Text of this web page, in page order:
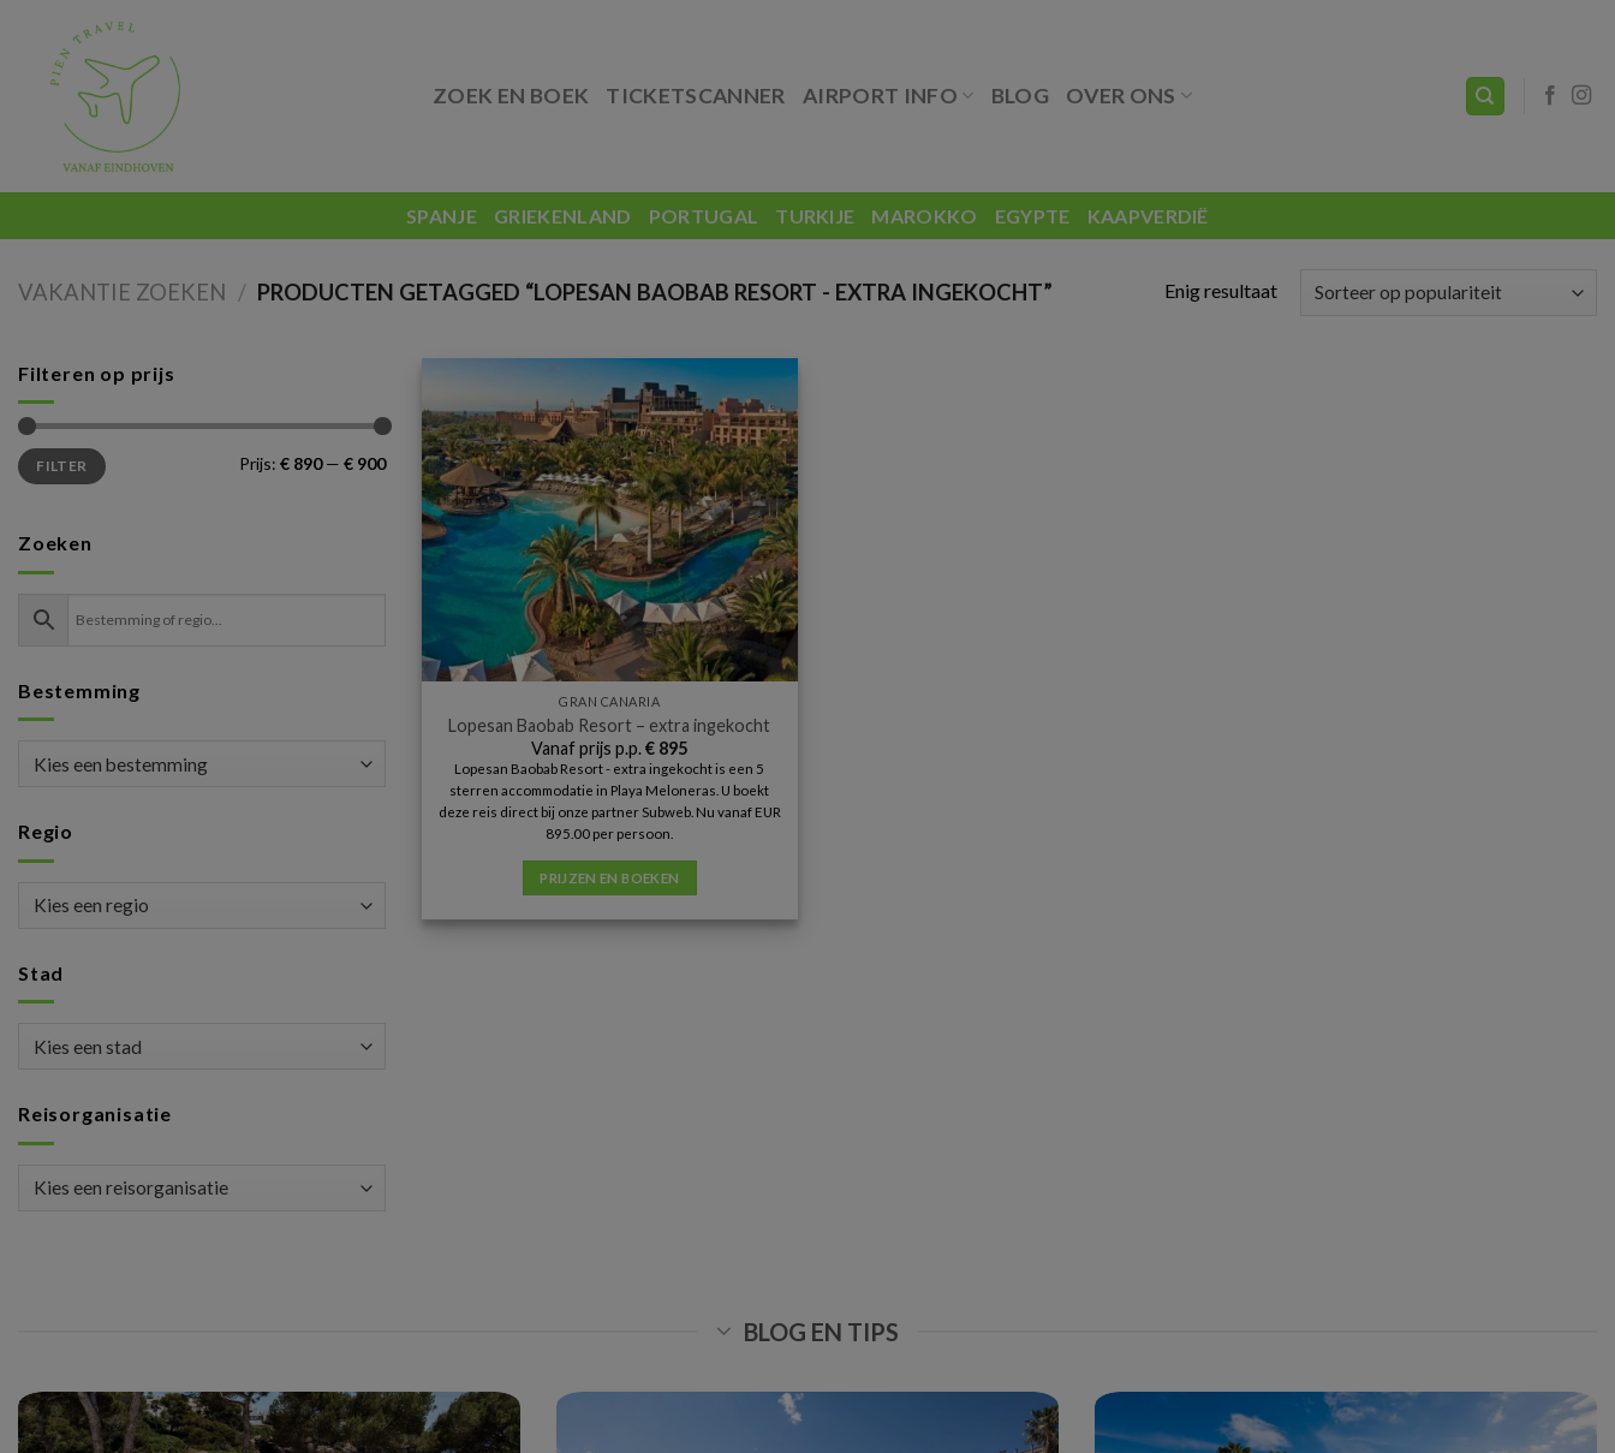
content
ZOEK EN BOEK TICKETSCANNER AIRPORT INFO BLOG OVER ONS
SPANJE GRIEKENLAND PORTUGAL TURKIJE MAROKKO EGYPTE KAAPVERDIË
VAKANTIE ZOEKEN / PRODUCTEN GETAGGED “LOPESAN BAOBAB RESORT - EXTRA INGEKOCHT” Enig resultaat
Filteren op prijs
Min.
prijs
Max.
prijsFILTER Prijs: € 890— € 900
Zoeken
Bestemming
Regio
Stad
Reisorganisatie
GRAN CANARIA
Lopesan Baobab Resort – extra ingekocht
Vanaf prijs p.p.€ 895
Lopesan Baobab Resort - extra ingekocht is een 5
sterren accommodatie in Playa Meloneras. U boekt
deze reis direct bij onze partner Subweb. Nu vanaf EUR
895.00 per persoon.
PRIJZEN EN BOEKEN
BLOG EN TIPS